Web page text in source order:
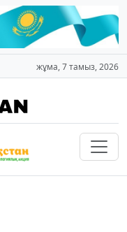
жұма, 7 тамыз, 2026